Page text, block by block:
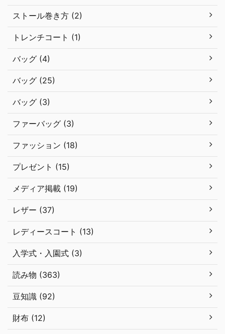
ストール巻き方 (2)
トレンチコート (1)
バッグ (4)
バッグ (25)
バッグ (3)
ファーバッグ (3)
ファッション (18)
プレゼント (15)
メディア掲載 (19)
レザー (37)
レディースコート (13)
入学式・入園式 (3)
読み物 (363)
豆知識 (92)
財布 (12)